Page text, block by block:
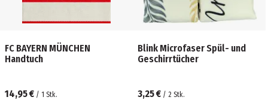
FC BAYERN MÜNCHEN
Handtuch
14,95 € / 1 Stk.
Blink Microfaser Spül- und
Geschirrtücher
3,25 € / 2 Stk.